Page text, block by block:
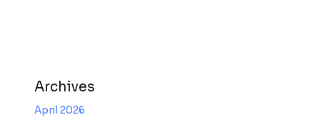
Archives
April 2026